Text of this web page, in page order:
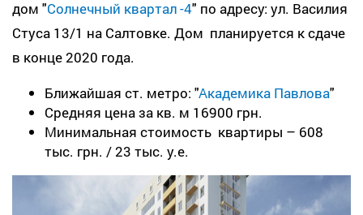
дом "Солнечный квартал -4" по адресу: ул. Василия
Стуса 13/1 на Салтовке. Дом планируется к сдаче
в конце 2020 года.
Ближайшая ст. метро: "Академика Павлова"
Средняя цена за кв. м 16900 грн.
Минимальная стоимость квартиры – 608
тыс. грн. / 23 тыс. у.е.